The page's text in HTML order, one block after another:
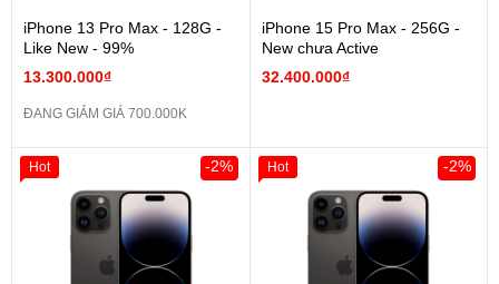
iPhone 13 Pro Max - 128G -
Like New - 99%
13.300.000₫
ĐANG GIẢM GIÁ 700.000K
iPhone 15 Pro Max - 256G -
New chưa Active
32.400.000₫
-2%
Hot -2%
Hot